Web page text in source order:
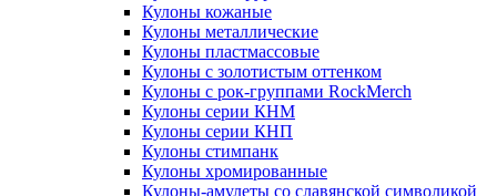
Кулоны кожаные
Кулоны металлические
Кулоны пластмассовые
Кулоны с золотистым оттенком
Кулоны с рок-группами RockMerch
Кулоны серии КНМ
Кулоны серии КНП
Кулоны стимпанк
Кулоны хромированные
Кулоны-амулеты со славянской символикой